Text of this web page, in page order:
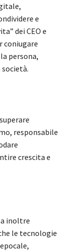
e
dei CEO e
coniugare
persona,
responsabile
crescita e
inoltre
le tecnologie